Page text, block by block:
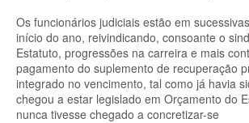
Os funcionários judiciais estão em
início do ano, reivindicando, consoante o
Estatuto, progressões na carreira e mais
pagamento do suplemento de recuperação
integrado no vencimento, tal como já havia
chegou a estar legislado em Orçamento do
nunca tivesse chegado a concretizar-se